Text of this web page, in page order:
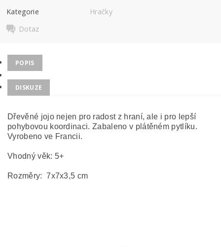
Kategorie
Hračky
Dotaz
POPIS
DISKUZE
Dřevěné jojo nejen pro radost z hraní, ale i pro lepší
pohybovou koordinaci. Zabaleno v plátěném pytlíku.
Vyrobeno ve Francii.
Vhodný věk: 5+
Rozměry: 7x7x3,5 cm